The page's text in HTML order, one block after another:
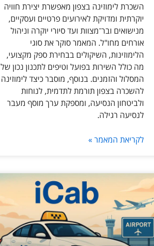
השכרת לימוזינה בצפון מאפשרת יצירת חוויה
יוקרתית ומדויקת לאירועים פרטיים ועסקיים,
מנישואים ובר־מצוות ועד סיורי יוקרה וניהול
אורחים מחו"ל. המאמר סוקר את סוגי
הלימוזינות, השיקולים בבחירת ספק מקצועי,
מה כולל השירות בפועל וטיפים לתכנון נכון של
המסלול והזמנים. בנוסף, מוסבר כיצד לימוזינה
להשכרה בצפון תורמת לתדמית, לנוחות
ולביטחון הנסיעה, ומספקת ערך מוסף מעבר
לנסיעה רגילה.
לקריאת המאמר »